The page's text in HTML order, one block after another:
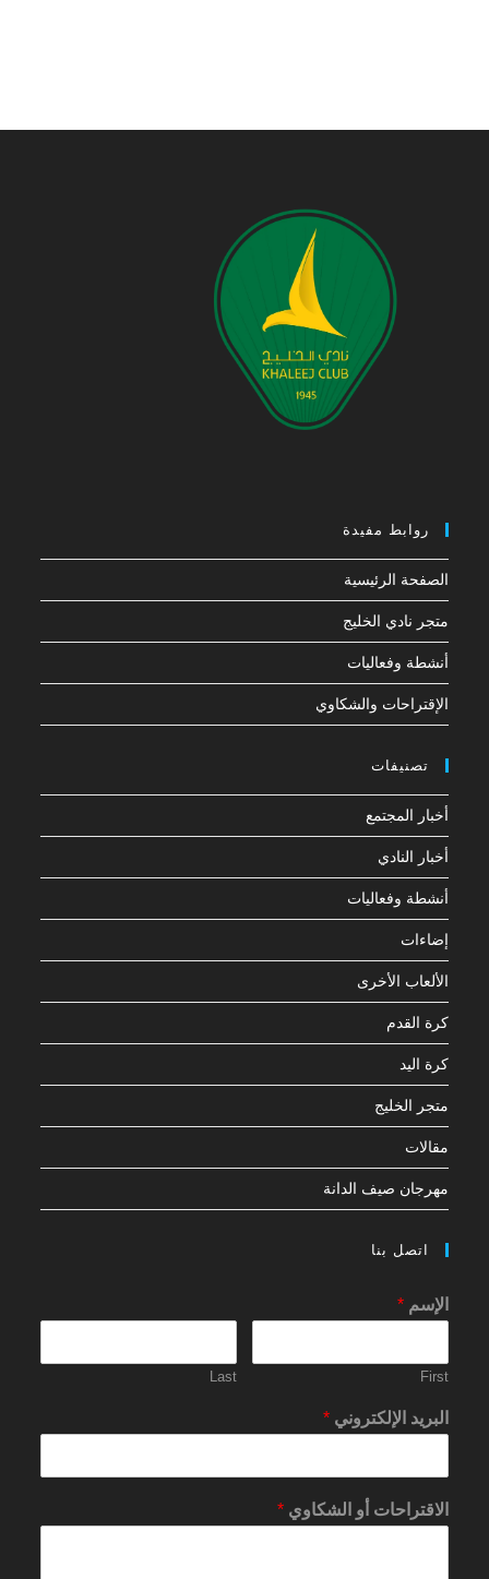
روابط مفيدة
الصفحة الرئيسية
متجر نادي الخليج
أنشطة وفعاليات
الإقتراحات والشكاوي
تصنيفات
أخبار المجتمع
أخبار النادي
أنشطة وفعاليات
إضاءات
الألعاب الأخرى
كرة القدم
كرة اليد
متجر الخليج
مقالات
مهرجان صيف الدانة
اتصل بنا
الإسم*
First
Last
البريد الإلكتروني*
الاقتراحات أو الشكاوي*